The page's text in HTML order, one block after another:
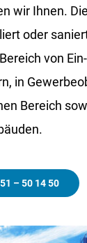
wir Ihnen.
oder
von
in
Bereich
– 50 14 50